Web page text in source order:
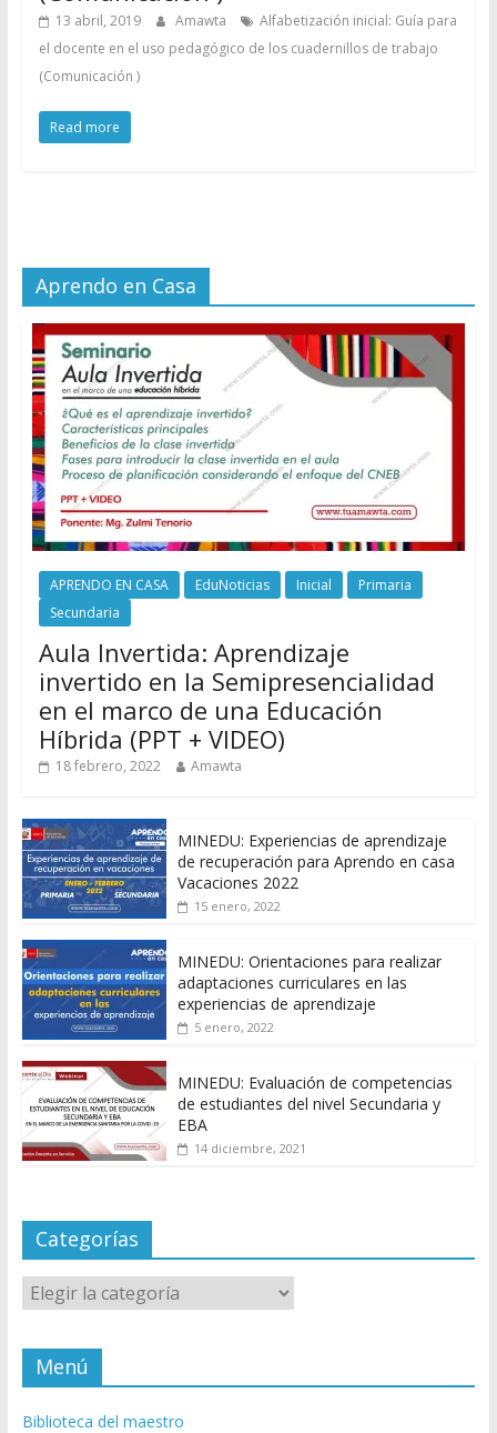
13 abril, 2019 Amawta
Alfabetización inicial: Guía para
el docente en el uso pedagógico de los cuadernillos de trabajo
(Comunicación )
Read more
Aprendo en Casa
APRENDO EN CASA EduNoticias Inicial
Primaria
Secundaria
Aula Invertida: Aprendizaje
invertido en la Semipresencialidad
en el marco de una Educación
Híbrida (PPT + VIDEO)
18 febrero, 2022 Amawta
MINEDU: Experiencias de aprendizaje
de recuperación para Aprendo en casa
Vacaciones 2022
15 enero, 2022
MINEDU: Orientaciones para realizar
adaptaciones curriculares en las
experiencias de aprendizaje
5 enero, 2022
MINEDU: Evaluación de competencias
de estudiantes del nivel Secundaria y
EBA
14 diciembre, 2021
Categorías
Categorías
Menú
Biblioteca del maestro